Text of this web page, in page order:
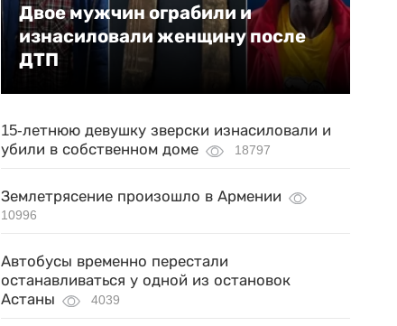
Двое мужчин ограбили и
изнасиловали женщину после
ДТП
15-летнюю девушку зверски изнасиловали и
убили в собственном доме
18797
Землетрясение произошло в Армении
10996
Автобусы временно перестали
останавливаться у одной из остановок
Астаны
4039